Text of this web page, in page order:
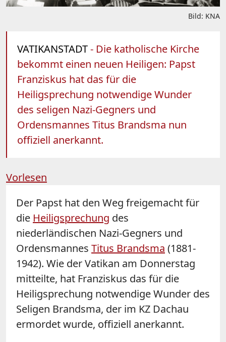
Bild: KNA
VATIKANSTADT- Die katholische Kirche
bekommt einen neuen Heiligen: Papst
Franziskus hat das für die
Heiligsprechung notwendige Wunder
des seligen Nazi-Gegners und
Ordensmannes Titus Brandsma nun
offiziell anerkannt.
Vorlesen
Der Papst hat den Weg freigemacht für
die Heiligsprechung des
niederländischen Nazi-Gegners und
Ordensmannes Titus Brandsma (1881-
1942). Wie der Vatikan am Donnerstag
mitteilte, hat Franziskus das für die
Heiligsprechung notwendige Wunder des
Seligen Brandsma, der im KZ Dachau
ermordet wurde, offiziell anerkannt.